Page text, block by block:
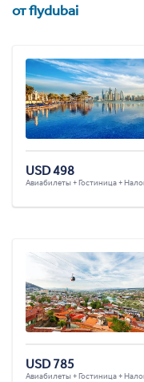
от flydubai
USD 498
Авиабилеты + Гостиница +
USD 785
Авиабилеты + Гостиница +